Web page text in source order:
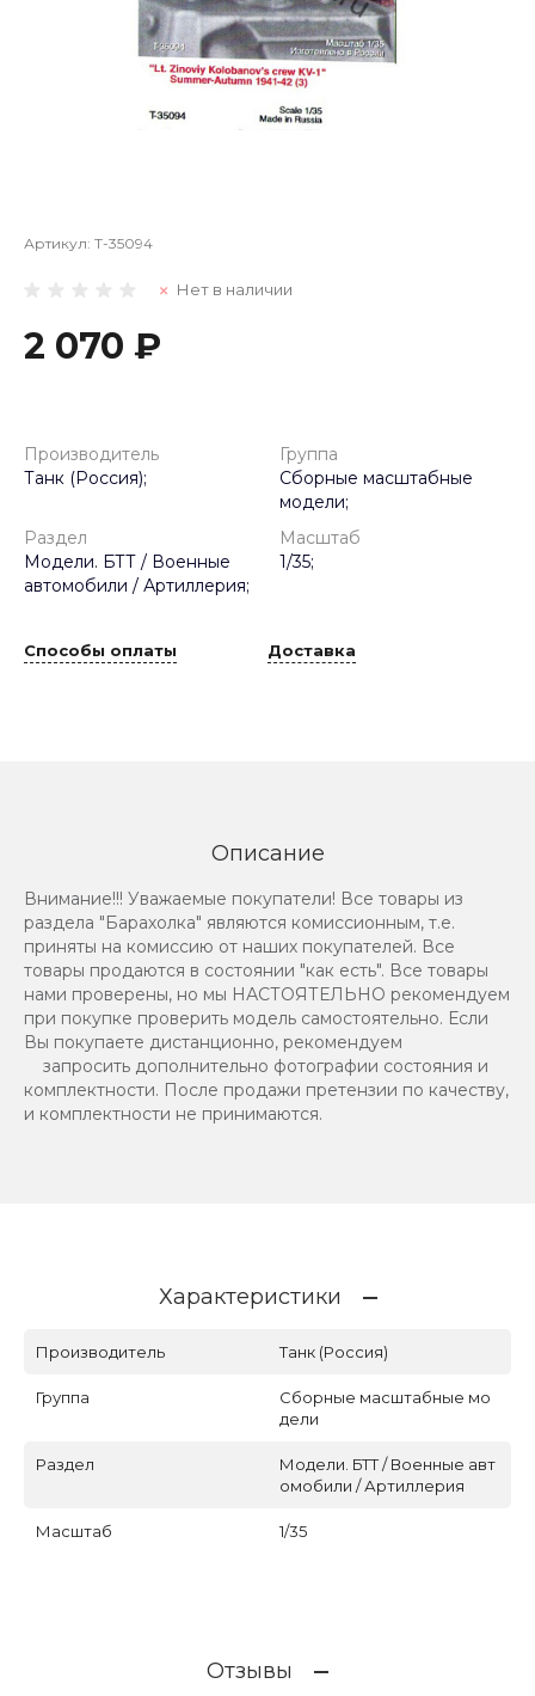
Артикул: Т-35094
Нет в наличии
2 070 ₽
Производитель
Танк (Россия);
Группа
Сборные масштабные
модели;
Раздел
Модели. БТТ / Военные
автомобили / Артиллерия;
Масштаб
1/35;
Способы оплаты Доставка
Описание
Внимание!!! Уважаемые покупатели! Все товары из
раздела "Барахолка" являются комиссионным, т.е.
приняты на комиссию от наших покупателей. Все
товары продаются в состоянии "как есть". Все товары
нами проверены, но мы НАСТОЯТЕЛЬНО рекомендуем
при покупке проверить модель самостоятельно. Если
Вы покупаете дистанционно, рекомендуем
запросить дополнительно фотографии состояния и
комплектности. После продажи претензии по качеству,
и комплектности не принимаются.
Характеристики
Производитель Танк (Россия)
Группа
Сборные масштабные мо
дели
Раздел
Модели. БТТ / Военные авт
омобили / Артиллерия
Масштаб 1/35
Отзывы